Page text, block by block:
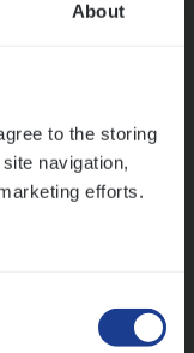
About
to the storing
navigation,
efforts.
én droge
én op het